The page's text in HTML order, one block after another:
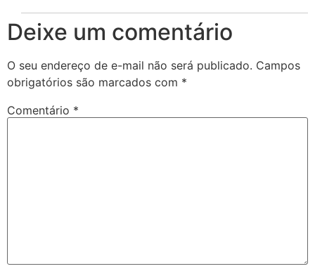
Deixe um comentário
O seu endereço de e-mail não será publicado. Campos
obrigatórios são marcados com *
Comentário *